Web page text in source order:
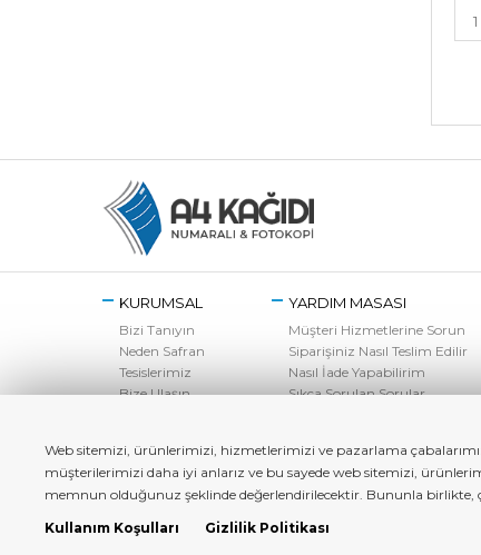
KURUMSAL
Bizi Tanıyın
Neden Safran
Tesislerimiz
Bize Ulaşın
YARDIM MASASI
Müşteri Hizmetlerine Sorun
Siparişiniz Nasıl Teslim Edilir
Nasıl İade Yapabilirim
Sıkça Sorulan Sorular
Web sitemizi, ürünlerimizi, hizmetlerimizi ve pazarlama
müşterilerimizi daha iyi anlarız ve bu sayede web sitemizi,
memnun olduğunuz şeklinde değerlendirilecektir. Bununla birlikte,
Kullanım Koşulları
Gizlilik Politikası